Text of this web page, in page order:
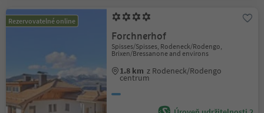
Rezervovatelné online
Forchnerhof
Spisses/Spisses, Rodeneck/Rodengo,
Brixen/Bressanone and environs
1.8 km z Rodeneck/Rodengo
centrum